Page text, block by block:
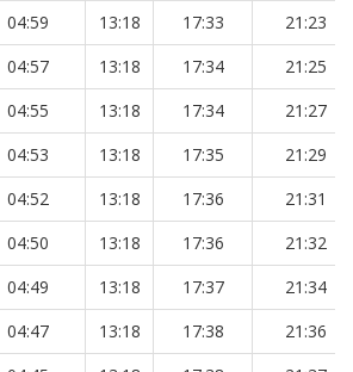
04:59 13:18 17:33
21:23
04:57 13:18 17:34
21:25
04:55 13:18 17:34
21:27
04:53 13:18 17:35
21:29
04:52 13:18 17:36
21:31
04:50 13:18 17:36
21:32
04:49 13:18 17:37
21:34
04:47 13:18 17:38
21:36